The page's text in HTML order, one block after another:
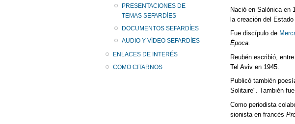
PRESENTACIONES DE
TEMAS SEFARDÍES
DOCUMENTOS SEFARDÍES
AUDIO Y VÍDEO SEFARDÍES
ENLACES DE INTERÉS
COMO CITARNOS
Nació en Salónica en
la creación del
Fue discípulo de
Época.
Reubén escribió,
Tel Aviv en 1945.
Publicó también
Solitaire". También
Como periodista
sionista en francés